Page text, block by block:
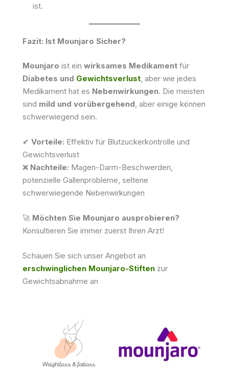
ist.
Fazit: Ist Mounjaro Sicher?
Mounjaro ist ein wirksames Medikament für
Diabetes und Gewichtsverlust , aber wie jedes
Medikament hat es Nebenwirkungen. Die meisten
sind mild und vorübergehend , aber einige können
schwerwiegend sein.
✔ Vorteile: Effektiv für Blutzuckerkontrolle und
Gewichtsverlust
❌ Nachteile: Magen-Darm-Beschwerden,
potenzielle Gallenprobleme, seltene
schwerwiegende Nebenwirkungen
🚀 Möchten Sie Mounjaro ausprobieren?
Konsultieren Sie immer zuerst Ihren Arzt!
Schauen Sie sich unser Angebot an
erschwinglichen Mounjaro-Stiften zur
Gewichtsabnahme an